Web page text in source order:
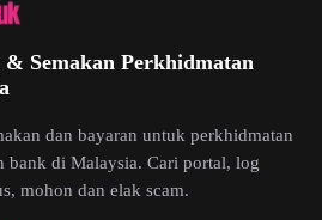
Semakan Perkhidmatan
dan bayaran untuk perkhidmatan
bank di Malaysia. Cari portal, log
mohon dan elak scam.